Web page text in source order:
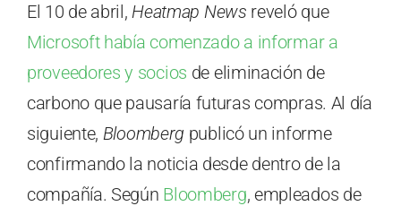
El 10 de abril,Heatmap News reveló que
Microsoft había comenzado a informar a
proveedores y socios de eliminación de
carbono que pausaría futuras compras. Al día
siguiente, Bloomberg publicó un informe
confirmando la noticia desde dentro de la
compañía. Según Bloomberg, empleados de